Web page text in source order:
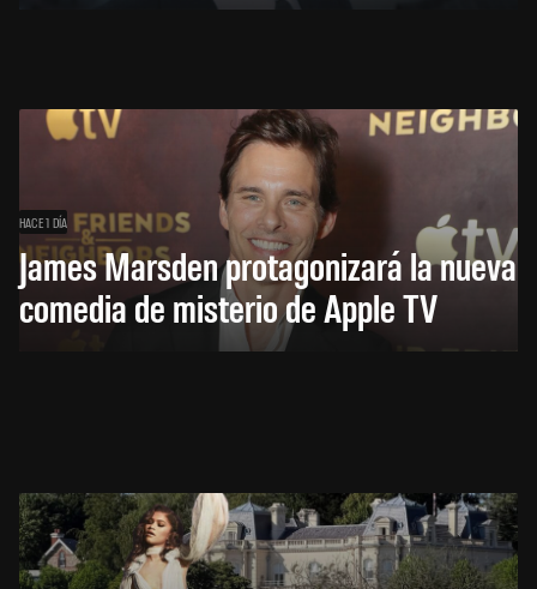
HACE 1 DÍA
James Marsden protagonizará la nueva
comedia de misterio de Apple TV